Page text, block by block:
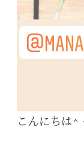
こんにちは